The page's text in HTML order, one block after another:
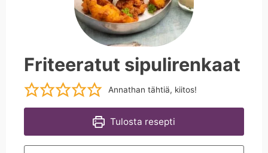
Friteeratut sipulirenkaat
Annathan tähtiä, kiitos!
Tulosta resepti